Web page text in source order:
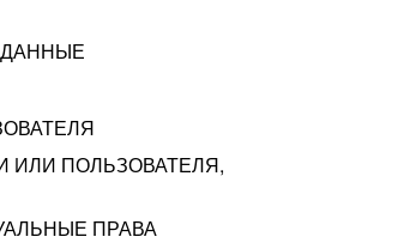
ИЛИ ПОЛЬЗОВАТЕЛЯ,
ПРАВА